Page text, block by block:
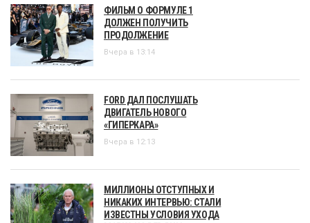
ФИЛЬМ О ФОРМУЛЕ 1
ДОЛЖЕН ПОЛУЧИТЬ
ПРОДОЛЖЕНИЕ
Вчера в 13:14
FORD ДАЛ ПОСЛУШАТЬ
ДВИГАТЕЛЬ НОВОГО
«ГИПЕРКАРА»
Вчера в 12:13
МИЛЛИОНЫ ОТСТУПНЫХ И
НИКАКИХ ИНТЕРВЬЮ: СТАЛИ
ИЗВЕСТНЫ УСЛОВИЯ УХОДА